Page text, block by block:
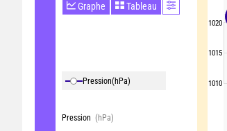
Graphe Tableau
Pression(hPa)
Pression (hPa)
1020
1015
1010